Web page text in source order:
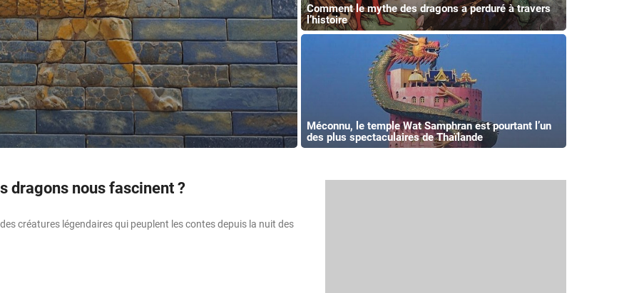
Comment le mythe des dragons a perduré à travers
l’histoire
Méconnu, le temple Wat Samphran est pourtant l’un
des plus spectaculaires de Thaïlande
dragons nous fascinent ?
créatures légendaires qui peuplent les contes depuis la nuit des